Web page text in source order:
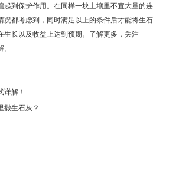
起到保护作用。在同样一块土壤里不宜大量的连
况都考虑到，同时满足以上的条件后才能将生石
生长以及收益上达到预期。了解更多，关注
详解！
撒生石灰？